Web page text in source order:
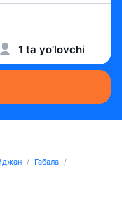
1 ta yo'lovchi
Габала